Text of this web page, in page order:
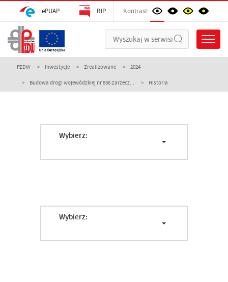
ePUAP BIP Kontrast:
PZDW Inwestycje Zrealizowane 2024
Budowa drogi wojewódzkiej nr 858 Zarzecz... Historia
Wybierz:
Wybierz: